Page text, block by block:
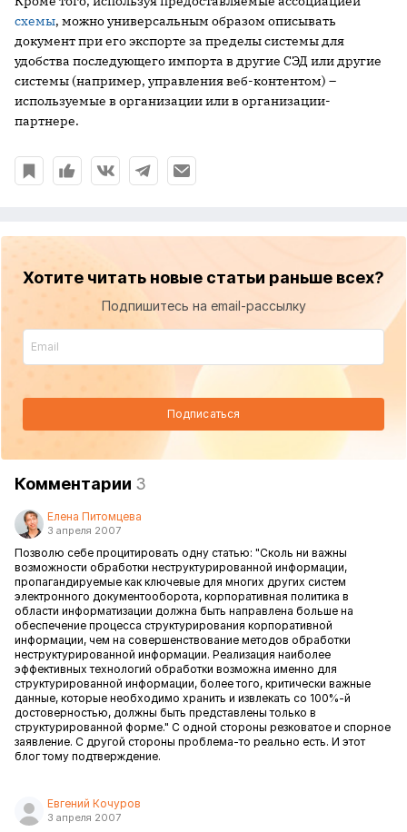
схемы, можно универсальным образом описывать
документ при его экспорте за пределы системы для
удобства последующего импорта в другие СЭД или другие
системы (например, управления веб-контентом) –
используемые в организации или в организации-
партнере.
Хотите читать новые статьи раньше всех?
Подпишитесь на email-рассылку
Подписаться
Комментарии 3
Елена Питомцева
3 апреля 2007
Позволю себе процитировать одну статью: "Сколь ни важны
возможности обработки неструктурированной информации,
пропагандируемые как ключевые для многих других систем
электронного документооборота, корпоративная политика в
области информатизации должна быть направлена больше на
обеспечение процесса структурирования корпоративной
информации, чем на совершенствование методов обработки
неструктурированной информации. Реализация наиболее
эффективных технологий обработки возможна именно для
структурированной информации, более того, критически важные
данные, которые необходимо хранить и извлекать со 100%-й
достоверностью, должны быть представлены только в
структурированной форме." С одной стороны резковатое и спорное
заявление. С другой стороны проблема-то реально есть. И этот
блог тому подтверждение.
Евгений Кочуров
3 апреля 2007